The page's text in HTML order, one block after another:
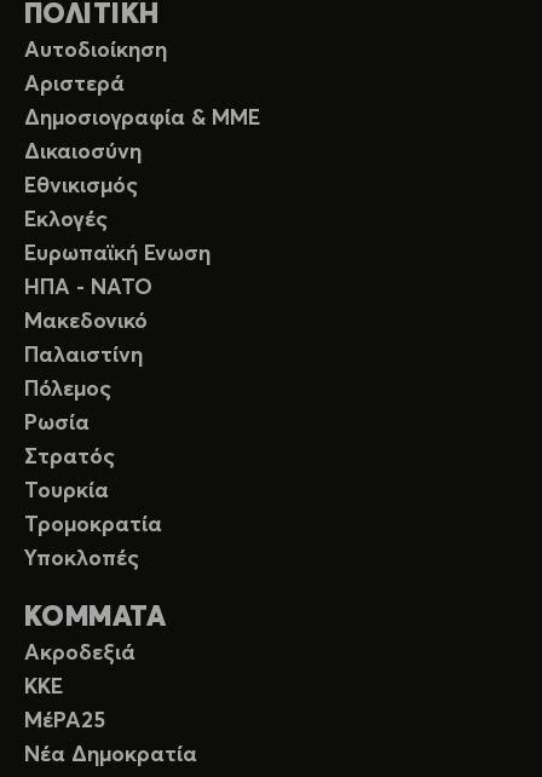
ΠΟΛΙΤΙΚΗ
Αυτοδιοίκηση
Αριστερά
Δημοσιογραφία & ΜΜΕ
Δικαιοσύνη
Εθνικισμός
Εκλογές
Ευρωπαϊκή Ενωση
ΗΠΑ - ΝΑΤΟ
Μακεδονικό
Παλαιστίνη
Πόλεμος
Ρωσία
Στρατός
Τουρκία
Τρομοκρατία
Υποκλοπές
ΚΟΜΜΑΤΑ
Ακροδεξιά
ΚΚΕ
ΜέΡΑ25
Νέα Δημοκρατία